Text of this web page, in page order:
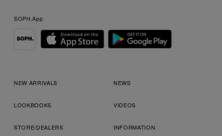
SOPH.App
NEW ARRIVALS NEWS
LOOKBOOKS VIDEOS
STORE/DEALERS INFORMATION